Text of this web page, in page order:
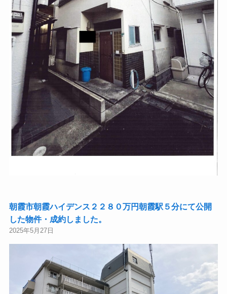
朝霞市朝霞ハイデンス２２８０万円朝霞駅５分にて公開
した物件・成約しました。
2025年5月27日